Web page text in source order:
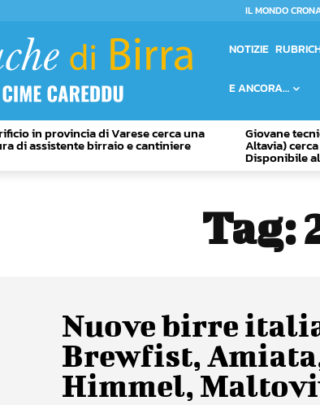
IL MONDO
NOTIZIE
E ANCORA…
in provincia di Varese cerca una
di assistente birraio e cantiniere
Giovane
Altavia)
Disponibile
Tag:
Nuove birre
Brewfist,
Himmel,